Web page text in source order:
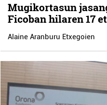
Mugikortasun
Ficoban hilaren 17
Alaine Aranburu Etxegoien